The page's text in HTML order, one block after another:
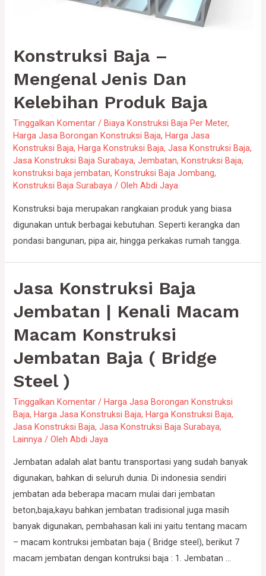
Konstruksi Baja –
Mengenal Jenis Dan
Kelebihan Produk Baja
Tinggalkan Komentar /Biaya Konstruksi Baja Per Meter,
Harga Jasa Borongan Konstruksi Baja,Harga Jasa
Konstruksi Baja,Harga Konstruksi Baja,Jasa Konstruksi Baja,
Jasa Konstruksi Baja Surabaya,Jembatan,Konstruksi Baja,
konstruksi baja jembatan,Konstruksi Baja Jombang,
Konstruksi Baja Surabaya / OlehAbdi Jaya
Konstruksi baja merupakan rangkaian produk yang biasa
digunakan untuk berbagai kebutuhan. Seperti kerangka dan
pondasi bangunan, pipa air, hingga perkakas rumah tangga.
Jasa Konstruksi Baja
Jembatan | Kenali Macam
Macam Konstruksi
Jembatan Baja ( Bridge
Steel )
Tinggalkan Komentar /Harga Jasa Borongan Konstruksi
Baja,Harga Jasa Konstruksi Baja,Harga Konstruksi Baja,
Jasa Konstruksi Baja,Jasa Konstruksi Baja Surabaya,
Lainnya / OlehAbdi Jaya
Jembatan adalah alat bantu transportasi yang sudah banyak
digunakan, bahkan di seluruh dunia. Di indonesia sendiri
jembatan ada beberapa macam mulai dari jembatan
beton,baja,kayu bahkan jembatan tradisional juga masih
banyak digunakan, pembahasan kali ini yaitu tentang macam
– macam kontruksi jembatan baja ( Bridge steel), berikut 7
macam jembatan dengan kontruksi baja : 1. Jembatan …